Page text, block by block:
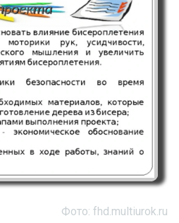
Фото: fhd.multiurok.ru